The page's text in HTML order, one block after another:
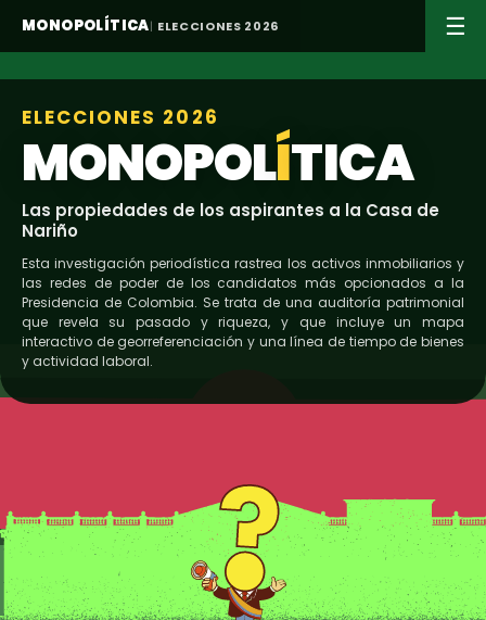
MONOPOLÍTICA ELECCIONES 2026 ☰
ELECCIONES 2026
MONOPOLÍTICA
Las propiedades de los aspirantes a la Casa de
Nariño
Esta investigación periodística rastrea los activos inmobiliarios y
las redes de poder de los candidatos más opcionados a la
Presidencia de Colombia. Se trata de una auditoría patrimonial
que revela su pasado y riqueza, y que incluye un mapa
interactivo de georreferenciación y una línea de tiempo de bienes
y actividad laboral.